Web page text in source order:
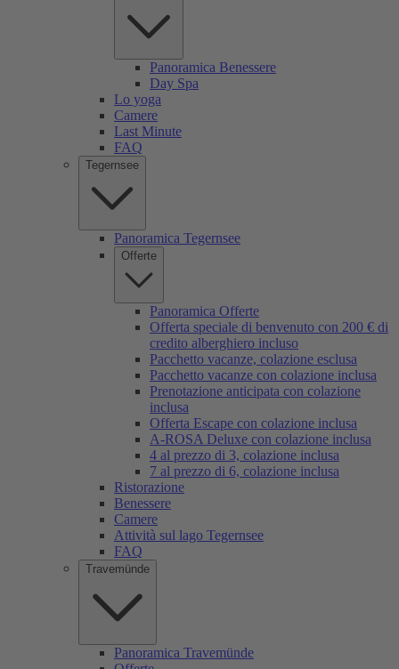
Panoramica Benessere
Day Spa
Lo yoga
Camere
Last Minute
FAQ
Tegernsee
Panoramica Tegernsee
Offerte
Panoramica Offerte
Offerta speciale di benvenuto con 200 € di
credito alberghiero incluso
Pacchetto vacanze, colazione esclusa
Pacchetto vacanze con colazione inclusa
Prenotazione anticipata con colazione
inclusa
Offerta Escape con colazione inclusa
A-ROSA Deluxe con colazione inclusa
4 al prezzo di 3, colazione inclusa
7 al prezzo di 6, colazione inclusa
Ristorazione
Benessere
Camere
Attività sul lago Tegernsee
FAQ
Travemünde
Panoramica Travemünde